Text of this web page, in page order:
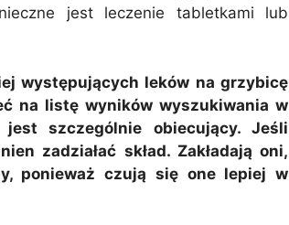
jest leczenie tabletkami lub
występujących leków na grzybicę
na listę wyników wyszukiwania w
jest szczególnie obiecujący. Jeśli
zadziałać skład. Zakładają oni,
ponieważ czują się one lepiej w